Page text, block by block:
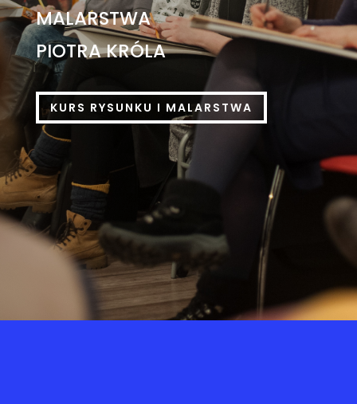
MALARSTWA
PIOTRA KRÓLA
KURS RYSUNKU I MALARSTWA